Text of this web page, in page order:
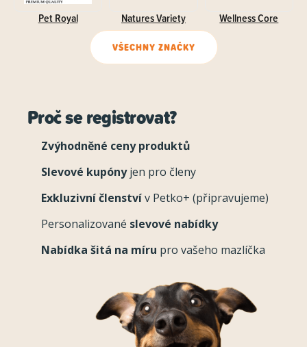
Pet Royal Natures Variety Wellness Core
VŠECHNY ZNAČKY
Proč se registrovat?
Zvýhodněné ceny produktů
Slevové kupónyjen pro členy
Exkluzivní členstvív Petko+ (připravujeme)
Personalizované slevové nabídky
Nabídka šitá na míru pro vašeho mazlíčka